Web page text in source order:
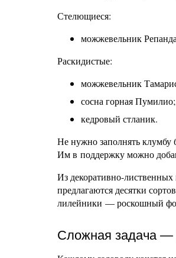
Стелющиеся:
можжевельник
Раскидистые:
можжевельник
сосна горная Пумилио;
кедровый стланик.
Не нужно заполнять клумбу
Им в поддержку можно
Из декоративно-
предлагаются десятки
лилейники — роскошный
Сложная задача —